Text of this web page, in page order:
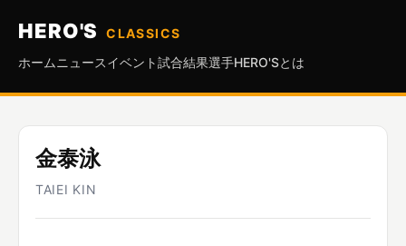
HERO'S
CLASSICS
ホーム ニュースイベント試合結果選手HERO'Sとは
金泰泳
TAIEI KIN